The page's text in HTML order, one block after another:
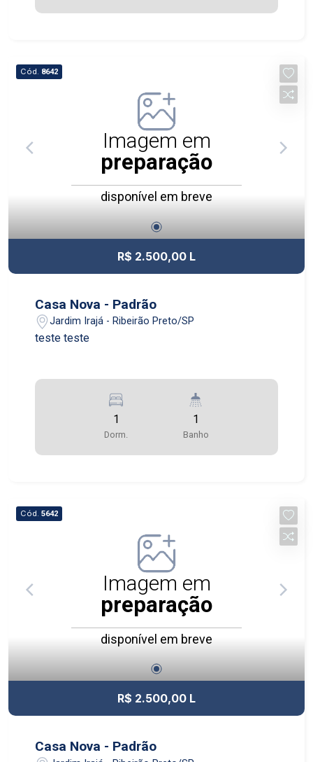
Cód. 8642
Imagem em
preparação
disponível em breve
R$ 2.500,00 L
Casa Nova - Padrão
Jardim Irajá - Ribeirão Preto/SP
teste teste
1
Dorm.
1
Banho
Cód. 5642
Imagem em
preparação
disponível em breve
R$ 2.500,00 L
Casa Nova - Padrão